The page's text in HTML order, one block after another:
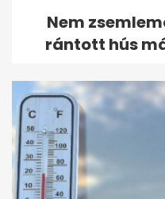
Nem
rántott hús